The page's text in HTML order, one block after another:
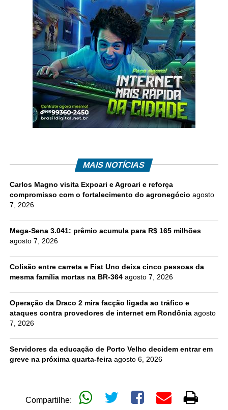
MAIS NOTÍCIAS
Carlos Magno visita Expoari e Agroari e reforça
compromisso com o fortalecimento do agronegócio agosto
7, 2026
Mega-Sena 3.041: prêmio acumula para R$ 165 milhões
agosto 7, 2026
Colisão entre carreta e Fiat Uno deixa cinco pessoas da
mesma família mortas na BR-364 agosto 7, 2026
Operação da Draco 2 mira facção ligada ao tráfico e
ataques contra provedores de internet em Rondônia agosto
7, 2026
Servidores da educação de Porto Velho decidem entrar em
greve na próxima quarta-feira agosto 6, 2026
Compartilhe: